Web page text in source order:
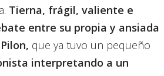
Tierna, frágil, valiente e
entre su propia y ansiada
que ya tuvo un pequeño
interpretando a un